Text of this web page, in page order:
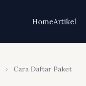
HomeArtikel
›
Cara Daftar Paket